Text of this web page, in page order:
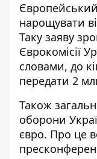
нарощувати
Таку заяву
Єврокомісії
словами, до
передати 2
Також
оборони
євро. Про це